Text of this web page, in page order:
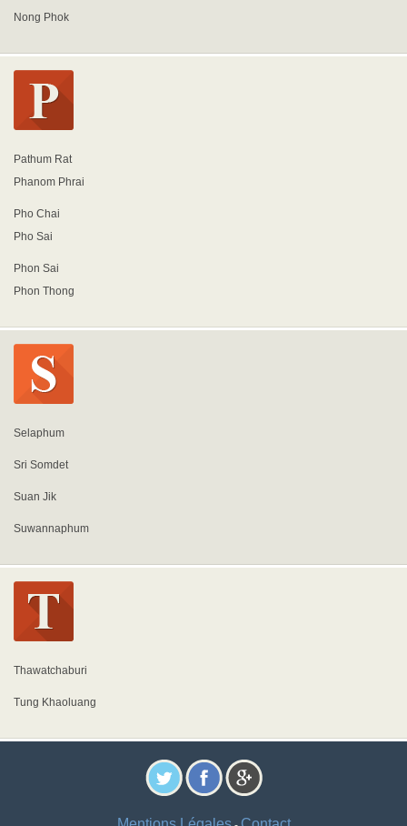
Nong Phok
Pathum Rat
Phanom Phrai
Pho Chai
Pho Sai
Phon Sai
Phon Thong
Selaphum
Sri Somdet
Suan Jik
Suwannaphum
Thawatchaburi
Tung Khaoluang